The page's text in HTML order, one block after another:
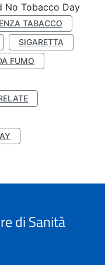
No Tobacco Day
TABACCO
SIGARETTA
FUMO
di Sanità